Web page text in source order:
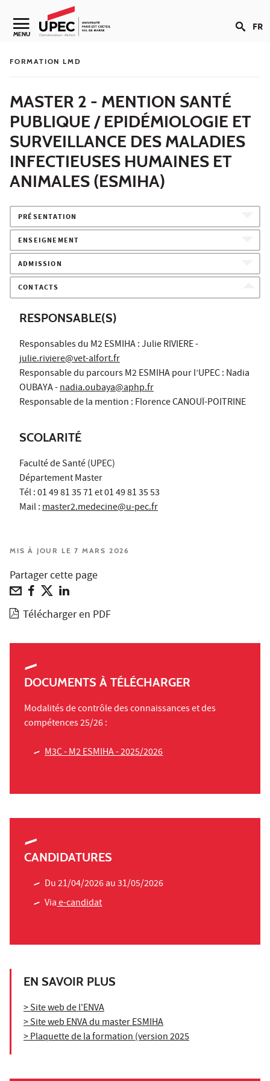
Aller au contenu
Navigation secondaire
MENU FR
FORMATION LMD
MASTER 2 - MENTION SANTÉ
PUBLIQUE / EPIDÉMIOLOGIE ET
SURVEILLANCE DES MALADIES
INFECTIEUSES HUMAINES ET
ANIMALES (ESMIHA)
PRÉSENTATION
ENSEIGNEMENT
ADMISSION
CONTACTS
RESPONSABLE(S)
Responsables du M2 ESMIHA : Julie RIVIERE -
julie.riviere@vet-alfort.fr
Responsable du parcours M2 ESMIHA pour l’UPEC : Nadia
OUBAYA -nadia.oubaya@aphp.fr
Responsable de la mention : Florence CANOUÏ-POITRINE
SCOLARITÉ
Faculté de Santé (UPEC)
Département Master
Tél : 01 49 81 35 71 et 01 49 81 35 53
Mail :master2.medecine@u-pec.fr
MIS À JOUR LE 7 MARS 2026
Partager cette page
Télécharger en PDF
DOCUMENTS À TÉLÉCHARGER
Modalités de contrôle des connaissances et des
compétences 25/26 :
M3C - M2 ESMIHA - 2025/2026
CANDIDATURES
Du 21/04/2026 au 31/05/2026
Viae-candidat
EN SAVOIR PLUS
> Site web de l'ENVA
> Site web ENVA du master ESMIHA
> Plaquette de la formation (version 2025